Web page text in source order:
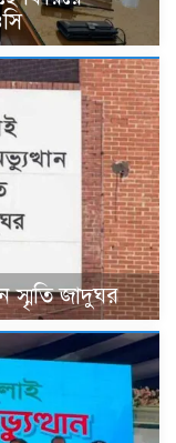
স্মৃতি জাদুঘর